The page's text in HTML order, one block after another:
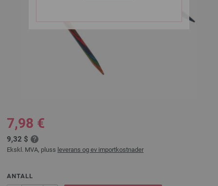
7,98 €
9,32 $
Ekskl. MVA, pluss leverans og ev importkostnader
ANTALL